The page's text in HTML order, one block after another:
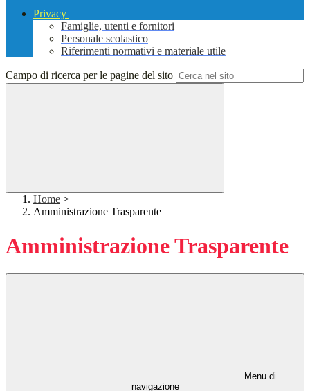
Privacy
Famiglie, utenti e fornitori
Personale scolastico
Riferimenti normativi e materiale utile
Campo di ricerca per le pagine del sito
Home >
Amministrazione Trasparente
Amministrazione Trasparente
Menu di
navigazione